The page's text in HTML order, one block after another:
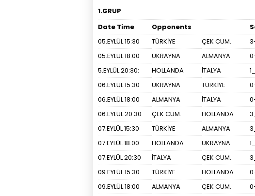
1.GRUP
Date Time
Opponents
05.EYLÜL 15:30
TÜRKİYE ÇEK CUM.
05.EYLÜL 18:00
UKRAYNA ALMANYA
5.EYLÜL 20:30:
HOLLANDA İTALYA
06.EYLÜL 15:30
UKRAYNA TÜRKİYE
06.EYLÜL 18:00
ALMANYA İTALYA
06.EYLÜL 20:30
ÇEK CUM. HOLLANDA
07.EYLÜL 15:30
TÜRKİYE ALMANYA
07.EYLÜL 18:00
HOLLANDA UKRAYNA
07.EYLÜL 20:30
İTALYA ÇEK CUM.
09.EYLÜL 15:30
TÜRKİYE HOLLANDA
09.EYLÜL 18:00
ALMANYA ÇEK CUM.